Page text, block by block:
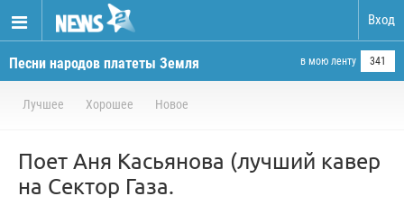
Вход
Песни народов платеты Земля в мою ленту 341
Лучшее Хорошее Новое
Поет Аня Касьянова (лучший кавер
на Сектор Газа.